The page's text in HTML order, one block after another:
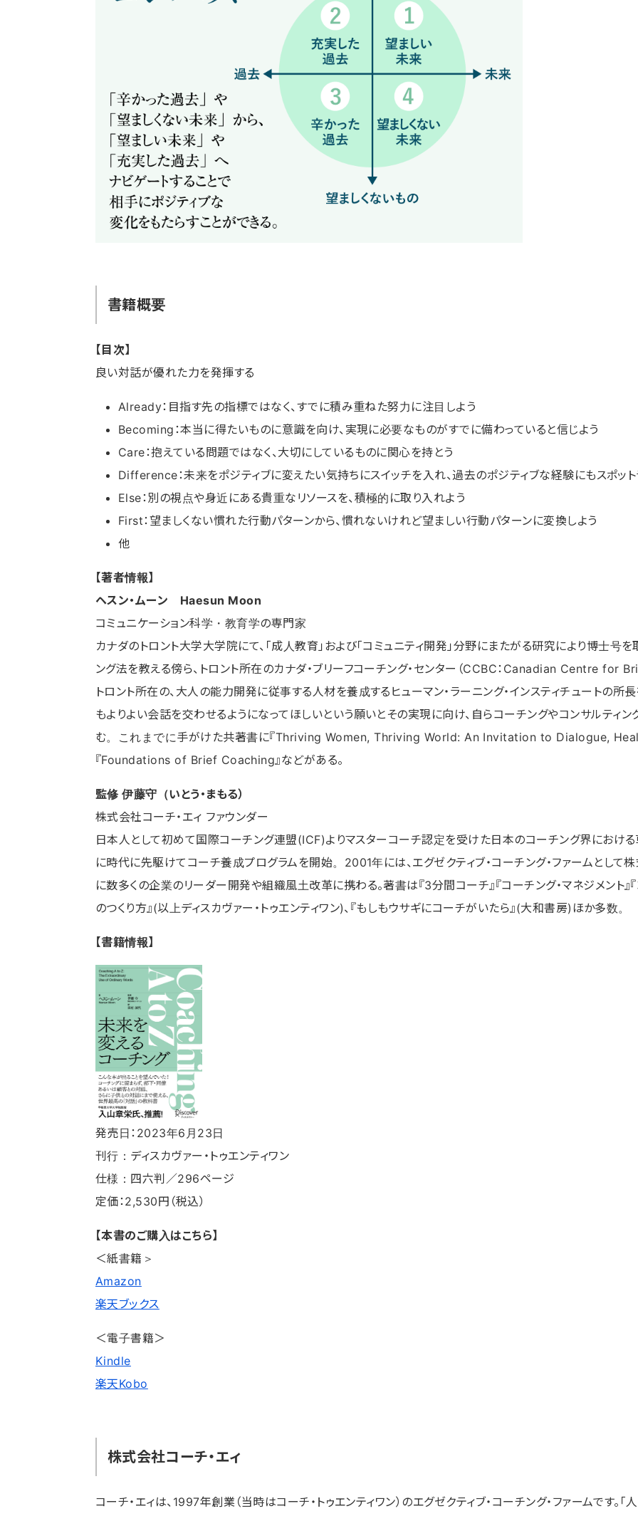
書籍概要
【目次】
良い対話が優れた力を発揮する
Already：目指す先の指標ではなく、すでに積み重ねた努力に注目しよう
Becoming：本当に得たいものに意識を向け、実現に必要なものがすでに備わっていると信じよう
Care：抱えている問題ではなく、大切にしているものに関心を持とう
Difference：未来をポジティブに変えたい気持ちにスイッチを入れ、過去のポジティブな経験にもスポット
Else：別の視点や身近にある貴重なリソースを、積極的に取り入れよう
First：望ましくない慣れた行動パターンから、慣れないけれど望ましい行動パターンに変換しよう
他
【著者情報】
ヘスン・ムーン Haesun Moon
コミュニケーション科学・教育学の専門家
カナダのトロント大学大学院にて、「成人教育」および「コミュニティ開発」分野にまたがる研究により博士号
ング法を教える傍ら、トロント所在のカナダ・ブリーフコーチング・センター（CCBC：Canadian Centre for
トロント所在の、大人の能力開発に従事する人材を養成するヒューマン・ラーニング・インスティチュートの所
もよりよい会話を交わせるようになってほしいという願いとその実現に向け、自らコーチングやコンサルティ
む。これまでに手がけた共著書に『Thriving Women, Thriving World: An Invitation to Dialogue,
『Foundations of Brief Coaching』などがある。
監修 伊藤守（いとう・まもる）
株式会社コーチ・エィ ファウンダー
日本人として初めて国際コーチング連盟(ICF)よりマスターコーチ認定を受けた日本のコーチング界におけ
に時代に先駆けてコーチ養成プログラムを開始。2001年には、エグゼクティブ・コーチング・ファームとして
に数多くの企業のリーダー開発や組織風土改革に携わる。著書は『3分間コーチ』『コーチング・マネジメント』
のつくり方』(以上ディスカヴァー・トゥエンティワン)、『もしもウサギにコーチがいたら』(大和書房)ほか多数。
【書籍情報】
発売日：2023年6月23日
刊行：ディスカヴァー・トゥエンティワン
仕様：四六判／296ページ
定価：2,530円（税込）
【本書のご購入はこちら】
＜紙書籍＞
Amazon
楽天ブックス
＜電子書籍＞
Kindle
楽天Kobo
株式会社コーチ・エィ
コーチ・エィは、1997年創業（当時はコーチ・トゥエンティワン）のエグゼクティブ・コーチング・ファームです。